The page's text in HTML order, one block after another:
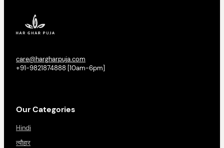
care@hargharpuja.com
+91-9821874888 [10am-6pm]
Our Categories
Hindi
त्यौहार